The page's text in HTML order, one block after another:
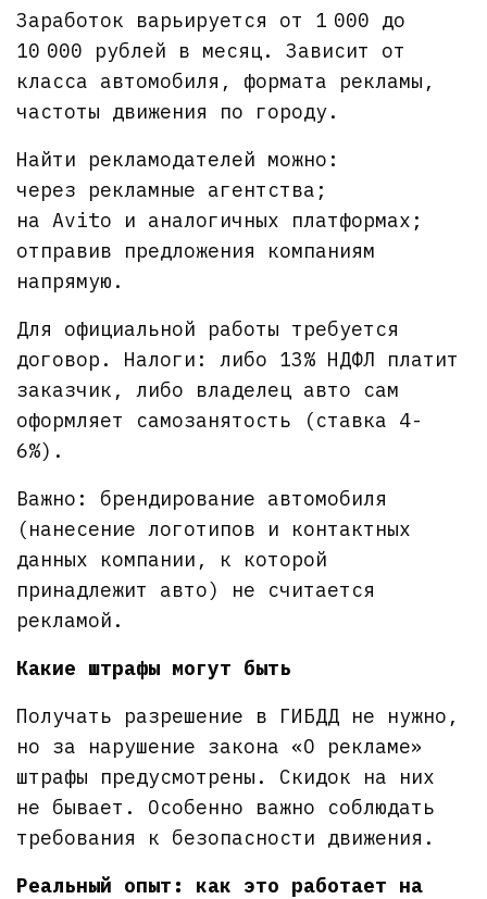
Заработок варьируется от 1 000 до
10 000 рублей в месяц. Зависит от
класса автомобиля, формата рекламы,
частоты движения по городу.
Найти рекламодателей можно:
через рекламные агентства;
на Avito и аналогичных платформах;
отправив предложения компаниям
напрямую.
Для официальной работы требуется
договор. Налоги: либо 13% НДФЛ платит
заказчик, либо владелец авто сам
оформляет самозанятость (ставка 4-
6%).
Важно: брендирование автомобиля
(нанесение логотипов и контактных
данных компании, к которой
принадлежит авто) не считается
рекламой.
Какие штрафы могут быть
Получать разрешение в ГИБДД не нужно,
но за нарушение закона «О рекламе»
штрафы предусмотрены. Скидок на них
не бывает. Особенно важно соблюдать
требования к безопасности движения.
Реальный опыт: как это работает на